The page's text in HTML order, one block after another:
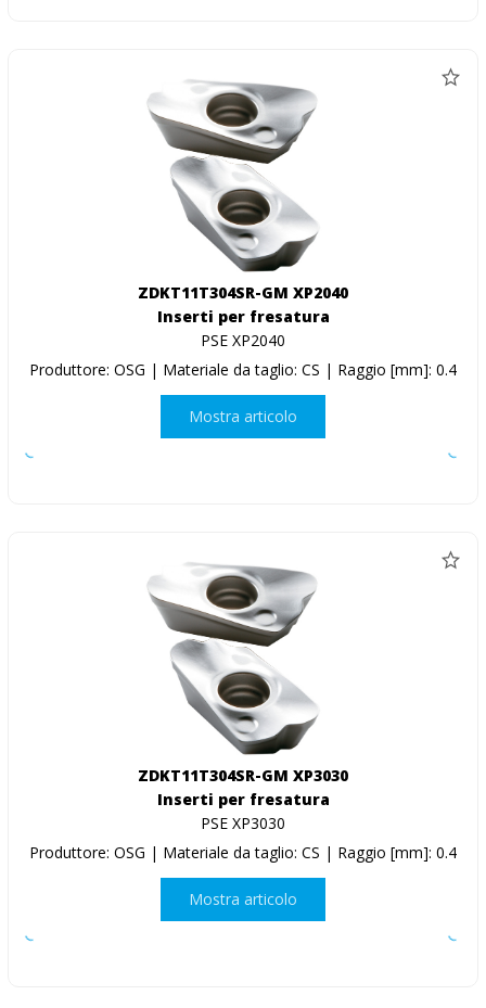
ZDKT11T304SR-GM XP2040
Inserti per fresatura
PSE XP2040
Produttore: OSG | Materiale da taglio: CS | Raggio [mm]: 0.4
Mostra articolo
ZDKT11T304SR-GM XP3030
Inserti per fresatura
PSE XP3030
Produttore: OSG | Materiale da taglio: CS | Raggio [mm]: 0.4
Mostra articolo